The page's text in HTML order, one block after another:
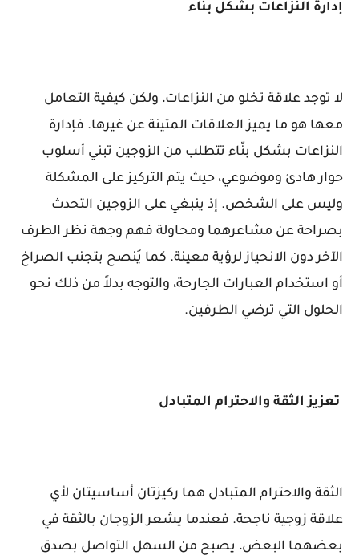
إدارة النزاعات بشكل بنّاء
لا توجد علاقة تخلو من النزاعات، ولكن كيفية التعامل
معها هو ما يميز العلاقات المتينة عن غيرها. فإدارة
النزاعات بشكل بنّاء تتطلب من الزوجين تبني أسلوب
حوار هادئ وموضوعي، حيث يتم التركيز على المشكلة
وليس على الشخص. إذ ينبغي على الزوجين التحدث
بصراحة عن مشاعرهما ومحاولة فهم وجهة نظر الطرف
الآخر دون الانحياز لرؤية معينة. كما يُنصح بتجنب الصراخ
أو استخدام العبارات الجارحة، والتوجه بدلاً من ذلك نحو
الحلول التي ترضي الطرفين.
تعزيز الثقة والاحترام المتبادل
الثقة والاحترام المتبادل هما ركيزتان أساسيتان لأي
علاقة زوجية ناجحة. فعندما يشعر الزوجان بالثقة في
بعضهما البعض، يصبح من السهل التواصل بصدق